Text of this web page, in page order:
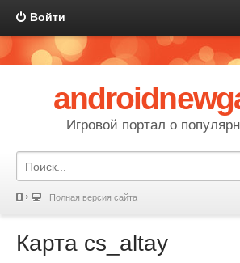
Войти
Игровой портал о
Полная версия сайта
Карта cs_altay